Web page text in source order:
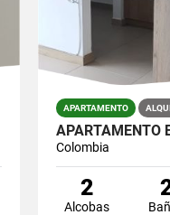
APARTAMENTO
Colombia
2
Alcobas